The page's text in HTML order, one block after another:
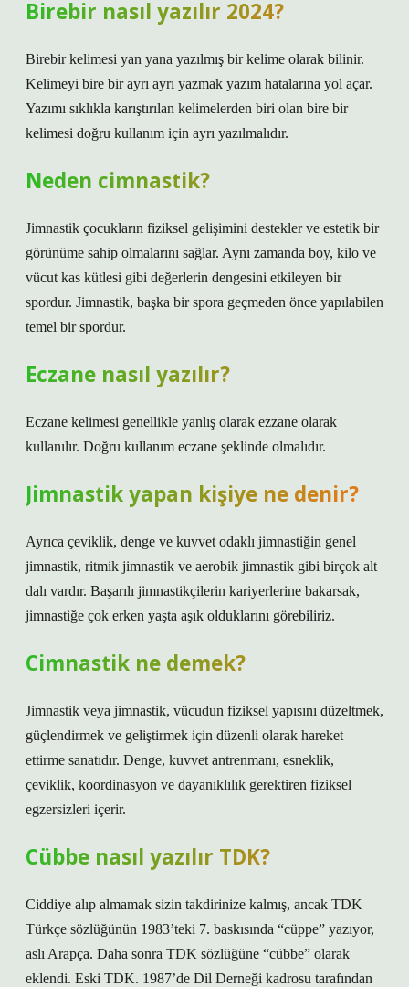
Birebir nasıl yazılır 2024?
Birebir kelimesi yan yana yazılmış bir kelime olarak bilinir.
Kelimeyi bire bir ayrı ayrı yazmak yazım hatalarına yol açar.
Yazımı sıklıkla karıştırılan kelimelerden biri olan bire bir
kelimesi doğru kullanım için ayrı yazılmalıdır.
Neden cimnastik?
Jimnastik çocukların fiziksel gelişimini destekler ve estetik bir
görünüme sahip olmalarını sağlar. Aynı zamanda boy, kilo ve
vücut kas kütlesi gibi değerlerin dengesini etkileyen bir
spordur. Jimnastik, başka bir spora geçmeden önce yapılabilen
temel bir spordur.
Eczane nasıl yazılır?
Eczane kelimesi genellikle yanlış olarak ezzane olarak
kullanılır. Doğru kullanım eczane şeklinde olmalıdır.
Jimnastik yapan kişiye ne denir?
Ayrıca çeviklik, denge ve kuvvet odaklı jimnastiğin genel
jimnastik, ritmik jimnastik ve aerobik jimnastik gibi birçok alt
dalı vardır. Başarılı jimnastikçilerin kariyerlerine bakarsak,
jimnastiğe çok erken yaşta aşık olduklarını görebiliriz.
Cimnastik ne demek?
Jimnastik veya jimnastik, vücudun fiziksel yapısını düzeltmek,
güçlendirmek ve geliştirmek için düzenli olarak hareket
ettirme sanatıdır. Denge, kuvvet antrenmanı, esneklik,
çeviklik, koordinasyon ve dayanıklılık gerektiren fiziksel
egzersizleri içerir.
Cübbe nasıl yazılır TDK?
Ciddiye alıp almamak sizin takdirinize kalmış, ancak TDK
Türkçe sözlüğünün 1983’teki 7. baskısında “cüppe” yazıyor,
aslı Arapça. Daha sonra TDK sözlüğüne “cübbe” olarak
eklendi. Eski TDK. 1987’de Dil Derneği kadrosu tarafından